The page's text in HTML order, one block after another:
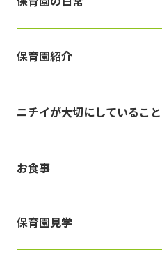
保育園紹介
ニチイが大切にしていること
お食事
保育園見学